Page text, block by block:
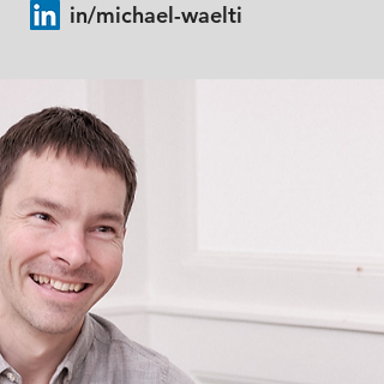
in/michael-waelti